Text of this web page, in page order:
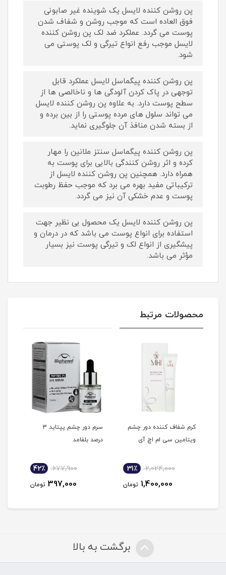
پن روشن کننده لایسل یک شوینده غیر صابونی
فوق العاده است که موجب روشن و شفاف شدن
پوست می گردد. عملکرد ضد لک پن روشن کننده
لایسل موجب رفع انواع تیرگی و لک پوستی می
شود.
پن روشن کننده پیگماسل لایسل عملکرد قابل
توجهی در پاک کردن آلودگی ها و ناخالصی ها از
سطح پوست دارد. به علاوه پن روشن کننده لایسل
می تواند سلول های مرده پوستی را از بین برده و
از بسته شدن منافذ آن جلوگیری نماید.
پن روشن کننده پیگماسل سنتز ملانین را مهار
کرده و اثر روشن کنندگی بالایی برای پوست به
همراه دارد. همچنین پن روشن کننده لایسل از
ترکیباتی مفید بهره می برد که موجب حفظ رطوبت
پوست و عدم خشکی آن نیز می گردد.
پن روشن کننده لایسل یک محصول بی نظیر جهت
استفاده برای انواع پوست می باشد که در درمان و
پیشگیری از انواع لک و تیرگی پوست نیز بسیار
مؤثر می باشد.
محصولات مرتبط
کرم شفاف کننده دور چشم
ویتامین سی ام اچ آی
2,024,000 31٪
1,400,000 تومان
سرم دور چشم پپتاید 3
درصد بلفامد
677,900 42٪
397,000 تومان
برگشت به بالا